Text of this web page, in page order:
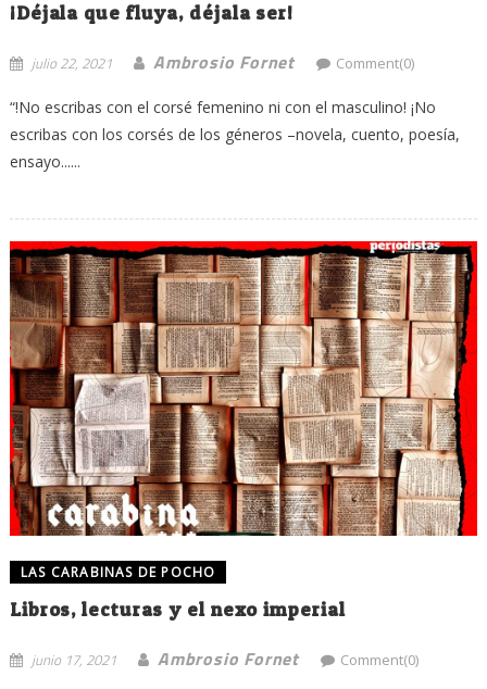
¡Déjala que fluya, déjala ser!
julio 22, 2021 Ambrosio Fornet Comment(0)
“!No escribas con el corsé femenino ni con el masculino! ¡No
escribas con los corsés de los géneros –novela, cuento, poesía,
ensayo......
LAS CARABINAS DE POCHO
Libros, lecturas y el nexo imperial
junio 17, 2021 Ambrosio Fornet Comment(0)